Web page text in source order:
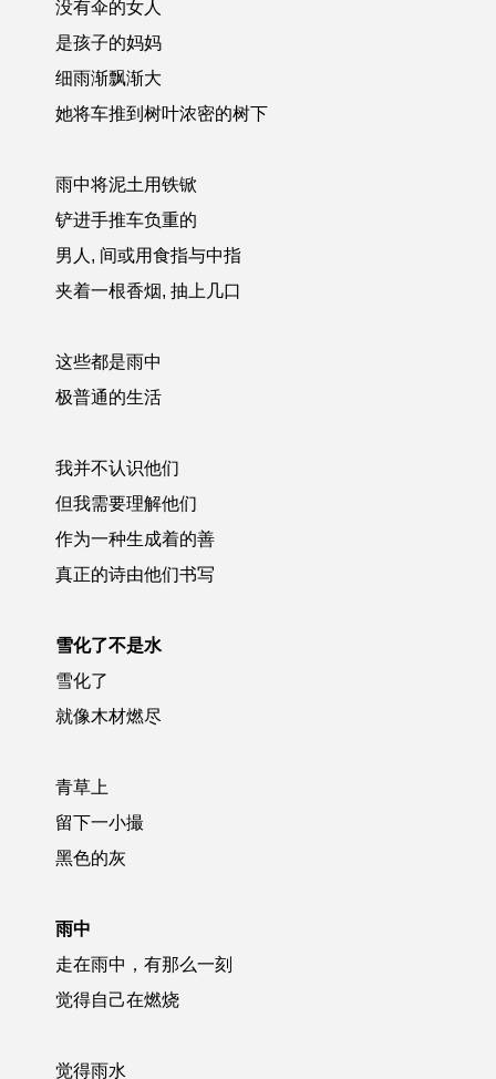
没有伞的女人
是孩子的妈妈
细雨渐飘渐大
她将车推到树叶浓密的树下
雨中将泥土用铁锨
铲进手推车负重的
男人, 间或用食指与中指
夹着一根香烟, 抽上几口
这些都是雨中
极普通的生活
我并不认识他们
但我需要理解他们
作为一种生成着的善
真正的诗由他们书写
雪化了不是水
雪化了
就像木材燃尽
青草上
留下一小撮
黑色的灰
雨中
走在雨中，有那么一刻
觉得自己在燃烧
觉得雨水